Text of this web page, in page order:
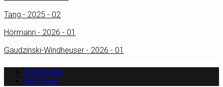
Tang - 2025 - 02
Hörmann - 2026 - 01
Gaudzinski-Windheuser - 2026 - 01
Impressum
RSS Feed